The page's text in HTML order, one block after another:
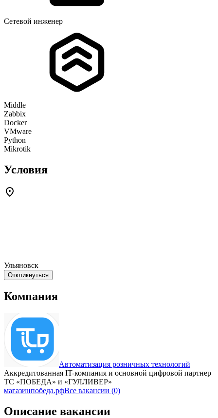
Сетевой инженер
Middle
Zabbix
Docker
VMware
Python
Mikrotik
Условия
Ульяновск
Откликнуться
Компания
Автоматизация розничных технологий
Аккредитованная IT-компания и основной цифровой партнер
ТС «ПОБЕДА» и «ГУЛЛИВЕР»
магазинпобеда.рфВсе вакансии (0)
Описание вакансии